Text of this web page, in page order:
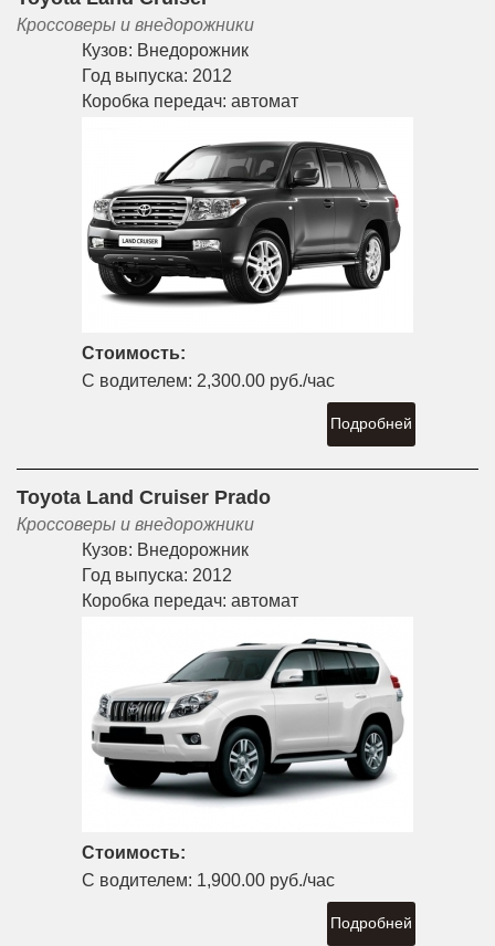
Кроссоверы и внедорожники
Кузов: Внедорожник
Год выпуска: 2012
Коробка передач: автомат
Стоимость:
С водителем: 2,300.00 руб./час
Подробней
Toyota Land Cruiser Prado
Кроссоверы и внедорожники
Кузов: Внедорожник
Год выпуска: 2012
Коробка передач: автомат
Стоимость:
С водителем: 1,900.00 руб./час
Подробней